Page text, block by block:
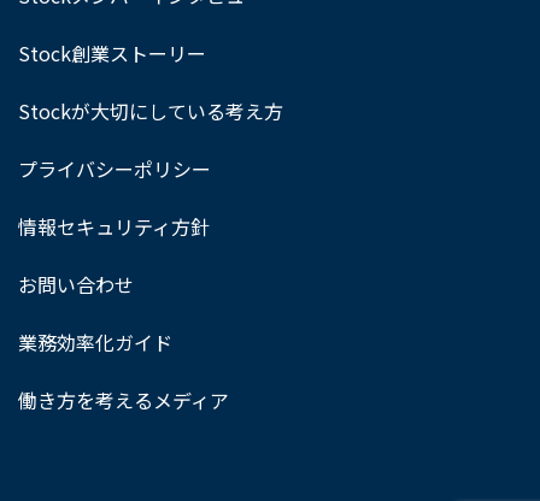
Stock創業ストーリー
Stockが大切にしている考え方
プライバシーポリシー
情報セキュリティ方針
お問い合わせ
業務効率化ガイド
働き方を考えるメディア